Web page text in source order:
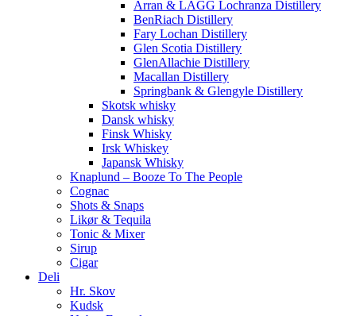
Arran & LAGG Lochranza Distillery
BenRiach Distillery
Fary Lochan Distillery
Glen Scotia Distillery
GlenAllachie Distillery
Macallan Distillery
Springbank & Glengyle Distillery
Skotsk whisky
Dansk whisky
Finsk Whisky
Irsk Whiskey
Japansk Whisky
Knaplund – Booze To The People
Cognac
Shots & Snaps
Likør & Tequila
Tonic & Mixer
Sirup
Cigar
Deli
Hr. Skov
Kudsk